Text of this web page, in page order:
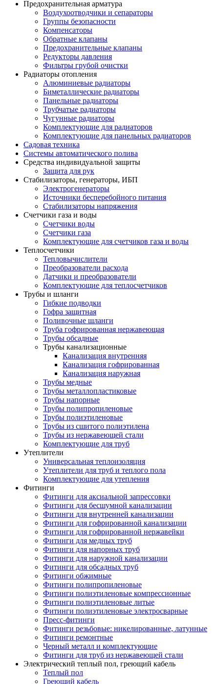
Предохранительная арматура
Воздухоотводчики и сепараторы
Группы безопасности
Компенсаторы
Обратные клапаны
Предохранительные клапаны
Редукторы давления
Фильтры грубой очистки
Радиаторы отопления
Алюминиевые радиаторы
Биметаллические радиаторы
Панельные радиаторы
Трубчатые радиаторы
Чугунные радиаторы
Комплектующие для радиаторов
Комплектующие для панельных радиаторов
Садовая техника
Системы автоматического полива
Средства индивидуальной защиты
Защита для рук
Стабилизаторы, генераторы, ИБП
Электрогенераторы
Источники бесперебойного питания
Стабилизаторы напряжения
Счетчики газа и воды
Счетчики воды
Счетчики газа
Комплектующие для счетчиков газа и воды
Теплосчетчики
Тепловычислители
Преобразователи расхода
Датчики и преобразователи
Комплектующие для теплосчетчиков
Трубы и шланги
Гибкие подводки
Гофра защитная
Поливочные шланги
Труба гофрированная нержавеющая
Трубы обсадные
Трубы канализационные
Канализация внутренняя
Канализация гофрированная
Канализация наружная
Трубы медные
Трубы металлопластиковые
Трубы напорные
Трубы полипропиленовые
Трубы полиэтиленовые
Трубы из сшитого полиэтилена
Трубы из нержавеющей стали
Комплектующие для труб
Утеплители
Универсальная теплоизоляция
Утеплители для труб и теплого пола
Комплектующие для утепления
Фитинги
Фитинги для аксиальной запрессовки
Фитинги для бесшумной канализации
Фитинги для внутренней канализации
Фитинги для гофрированной канализации
Фитинги для гофрированной нержавейки
Фитинги для медных труб
Фитинги для напорных труб
Фитинги для наружной канализации
Фитинги для обсадных труб
Фитинги обжимные
Фитинги полипропиленовые
Фитинги полиэтиленовые компрессионные
Фитинги полиэтиленовые литые
Фитинги полиэтиленовые электросварные
Пресс-фитинги
Фитинги резьбовые: никелированные, латунные
Фитинги ремонтные
Черный металл и комплектующие
Фитинги для труб из нержавеющей стали
Электрический теплый пол, греющий кабель
Теплый пол
Греющий кабель